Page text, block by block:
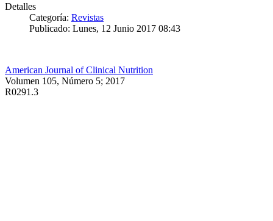
Detalles
Categoría: Revistas
Publicado: Lunes, 12 Junio 2017 08:43
American Journal of Clinical Nutrition
Volumen 105, Número 5; 2017
R0291.3